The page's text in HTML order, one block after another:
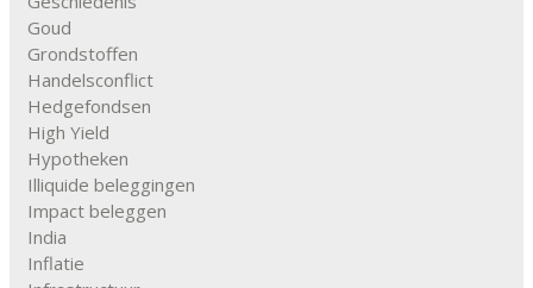
Goud
Grondstoffen
Handelsconflict
Hedgefondsen
High Yield
Hypotheken
Illiquide beleggingen
Impact beleggen
India
Inflatie